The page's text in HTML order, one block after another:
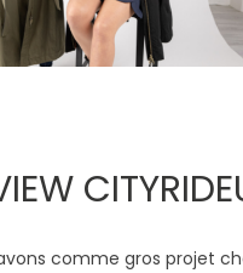
comme gros projet